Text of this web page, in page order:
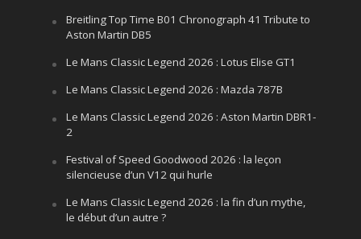
Breitling Top Time B01 Chronograph 41 Tribute to
Aston Martin DB5
Le Mans Classic Legend 2026 : Lotus Elise GT1
Le Mans Classic Legend 2026 : Mazda 787B
Le Mans Classic Legend 2026 : Aston Martin DBR1-
2
Festival of Speed Goodwood 2026 : la leçon
silencieuse d’un V12 qui hurle
Le Mans Classic Legend 2026 : la fin d’un mythe,
le début d’un autre ?